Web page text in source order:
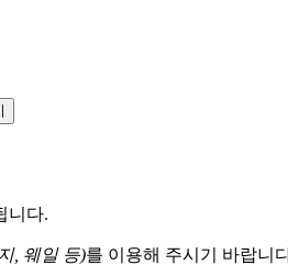
니다.
, 웨일 등)를 이용해 주시기 바랍니